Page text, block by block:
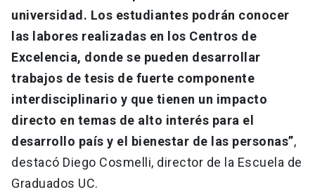
universidad. Los estudiantes podrán conocer
las labores realizadas en los Centros de
Excelencia, donde se pueden desarrollar
trabajos de tesis de fuerte componente
interdisciplinario y que tienen un impacto
directo en temas de alto interés para el
desarrollo país y el bienestar de las personas”,
destacó Diego Cosmelli, director de la Escuela de
Graduados UC.